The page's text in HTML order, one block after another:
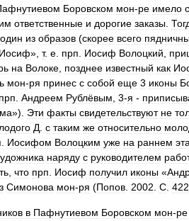
Боровском мон-ре имело
ответственные и дорогие заказы
один из образов (скорее всего
Иосиф», т. е прп Иосиф Волоцкий
на Волоке позднее известный как
мон-ря принес с собой еще 3 иконы
прп Андреем Рублёвым 3-я -
»). Эти факты свидетельствуют не
Д с таким же относительно
Иосифом Волоцким уже на раннем
наряду с руководителем
что прп Иосиф получил иконы «
Симонова мон-ря (Попов 2002 С 422
в Пафнутиевом Боровском мон-ре